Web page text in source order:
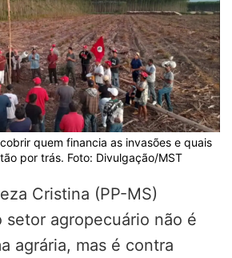
quem financia as invasões e quais
por trás. Foto: Divulgação/MST
Cristina (PP-MS)
setor agropecuário não é
agrária, mas é contra